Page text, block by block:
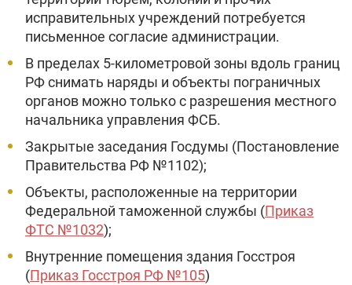
исправительных учреждений потребуется
письменное согласие администрации.
В пределах 5-километровой зоны вдоль границ
РФ снимать наряды и объекты пограничных
органов можно только с разрешения местного
начальника управления ФСБ.
Закрытые заседания Госдумы (Постановление
Правительства РФ №1102);
Объекты, расположенные на территории
Федеральной таможенной службы (Приказ
ФТС №1032);
Внутренние помещения здания Госстроя
(Приказ Госстроя РФ №105)